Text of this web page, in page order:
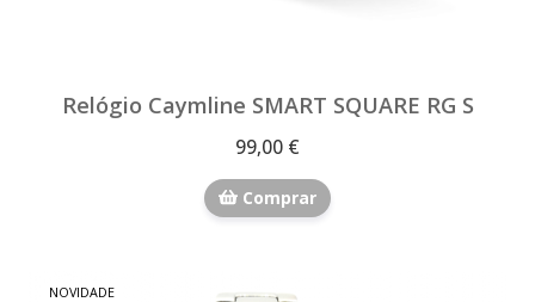
Relógio Caymline SMART SQUARE RG S
99,00 €
Comprar
NOVIDADE